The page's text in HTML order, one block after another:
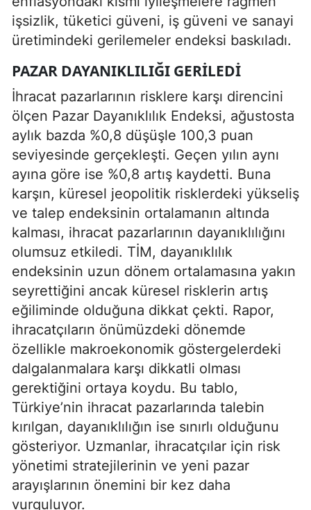
işsizlik, tüketici güveni, iş güveni ve sanayi
üretimindeki gerilemeler endeksi baskıladı.
PAZAR DAYANIKLILIĞI GERILEDI
İhracat pazarlarının risklere karşı direncini
ölçen Pazar Dayanıklılık Endeksi, ağustosta
aylık bazda %0,8 düşüşle 100,3 puan
seviyesinde gerçekleşti. Geçen yılın aynı
ayına göre ise %0,8 artış kaydetti. Buna
karşın, küresel jeopolitik risklerdeki yükseliş
ve talep endeksinin ortalamanın altında
kalması, ihracat pazarlarının dayanıklılığını
olumsuz etkiledi. TİM, dayanıklılık
endeksinin uzun dönem ortalamasına yakın
seyrettiğini ancak küresel risklerin artış
eğiliminde olduğuna dikkat çekti. Rapor,
ihracatçıların önümüzdeki dönemde
özellikle makroekonomik göstergelerdeki
dalgalanmalara karşı dikkatli olması
gerektiğini ortaya koydu. Bu tablo,
Türkiye’nin ihracat pazarlarında talebin
kırılgan, dayanıklılığın ise sınırlı olduğunu
gösteriyor. Uzmanlar, ihracatçılar için risk
yönetimi stratejilerinin ve yeni pazar
arayışlarının önemini bir kez daha
vurguluyor.